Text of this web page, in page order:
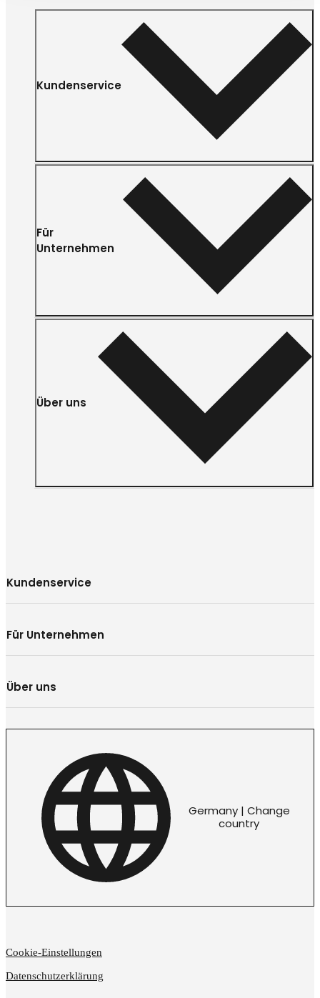
Kundenservice
Für
Unternehmen
Über uns
Kundenservice
Für Unternehmen
Über uns
Germany | Change
country
Cookie-Einstellungen
Datenschutzerklärung